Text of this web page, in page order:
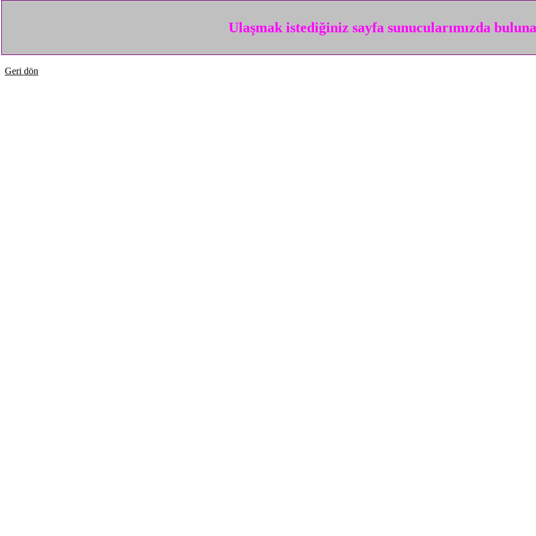
Ulaşmak istediğiniz sayfa sunucularımızda
Geri dön